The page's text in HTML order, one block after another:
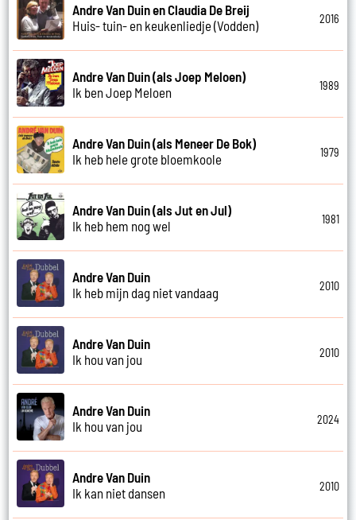
Andre Van Duin en Claudia De Breij
Huis- tuin- en keukenliedje (Vodden)
2016
Andre Van Duin (als Joep Meloen)
Ik ben Joep Meloen
1989
Andre Van Duin (als Meneer De Bok)
Ik heb hele grote bloemkoole
1979
Andre Van Duin (als Jut en Jul)
Ik heb hem nog wel
1981
Andre Van Duin
Ik heb mijn dag niet vandaag
2010
Andre Van Duin
Ik hou van jou
2010
Andre Van Duin
Ik hou van jou
2024
Andre Van Duin
Ik kan niet dansen
2010